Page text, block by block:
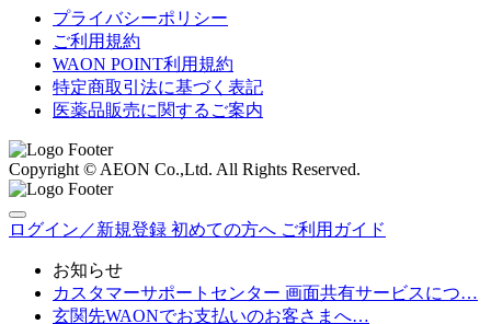
プライバシーポリシー
ご利用規約
WAON POINT利用規約
特定商取引法に基づく表記
医薬品販売に関するご案内
Copyright © AEON Co.,Ltd. All Rights Reserved.
ログイン／新規登録 初めての方へ ご利用ガイド
お知らせ
カスタマーサポートセンター 画面共有サービスにつ…
玄関先WAONでお支払いのお客さまへ…